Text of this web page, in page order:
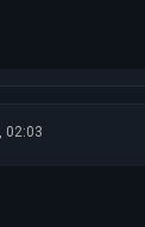
02:03